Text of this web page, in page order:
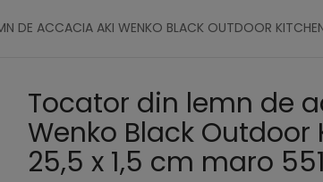
DE ACCACIA AKI WENKO BLACK OUTDOOR
Tocator din lemn de
Wenko Black Outdoor
25,5 x 1,5 cm maro